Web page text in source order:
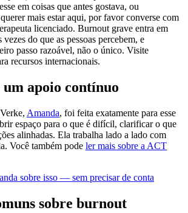
em coisas que antes gostava, ou
mais estar aqui, por favor converse com
licenciado. Burnout grave entra em
do que as pessoas percebem, e
passo razoável, não o único. Visite
recursos internacionais.
um apoio contínuo
Amanda, foi feita exatamente para esse
espaço para o que é difícil, clarificar o que
alinhadas. Ela trabalha lado a lado com
Você também pode ler mais sobre a ACT
sobre isso — sem precisar de conta
sobre burnout